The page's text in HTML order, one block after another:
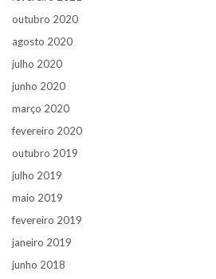
outubro 2020
agosto 2020
julho 2020
junho 2020
março 2020
fevereiro 2020
outubro 2019
julho 2019
maio 2019
fevereiro 2019
janeiro 2019
junho 2018